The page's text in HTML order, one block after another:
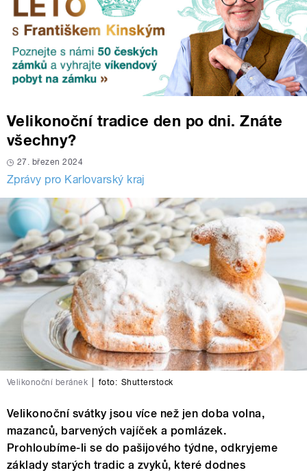
Velikonoční tradice den po dni. Znáte
všechny?
27. březen 2024
Zprávy pro Karlovarský kraj
Velikonoční beránek foto: Shutterstock
Velikonoční svátky jsou více než jen doba volna,
mazanců, barvených vajíček a pomlázek.
Prohloubíme-li se do pašijového týdne, odkryjeme
základy starých tradic a zvyků, které dodnes